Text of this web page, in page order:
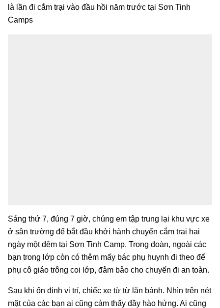
là lần đi cắm trại vào đầu hồi năm trước tại Sơn Tinh
Camps
Sáng thứ 7, đúng 7 giờ, chúng em tập trung lại khu vực xe
ở sân trường để bắt đầu khởi hành chuyến cắm trại hai
ngày một đêm tại Sơn Tinh Camp. Trong đoàn, ngoài các
bạn trong lớp còn có thêm mấy bác phụ huynh đi theo để
phụ cô giáo trông coi lớp, đảm bảo cho chuyến đi an toàn.
Sau khi ổn định vị trí, chiếc xe từ từ lăn bánh. Nhìn trên nét
mặt của các bạn ai cũng cảm thấy đầy hào hứng. Ai cũng